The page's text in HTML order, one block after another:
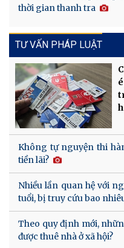
thời gian thanh tra
TƯ VẤN PHÁP LUẬT
Không tự nguyện thi
tiền lãi?
Nhiều lần quan hệ với
tuổi, bị truy cứu bao
Theo quy định mới,
được thuê nhà ở xã hội?